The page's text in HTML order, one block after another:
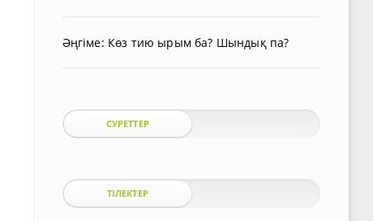
Әңгіме: Көз тию ырым ба? Шындық па?
СУРЕТТЕР
ТІЛЕКТЕР